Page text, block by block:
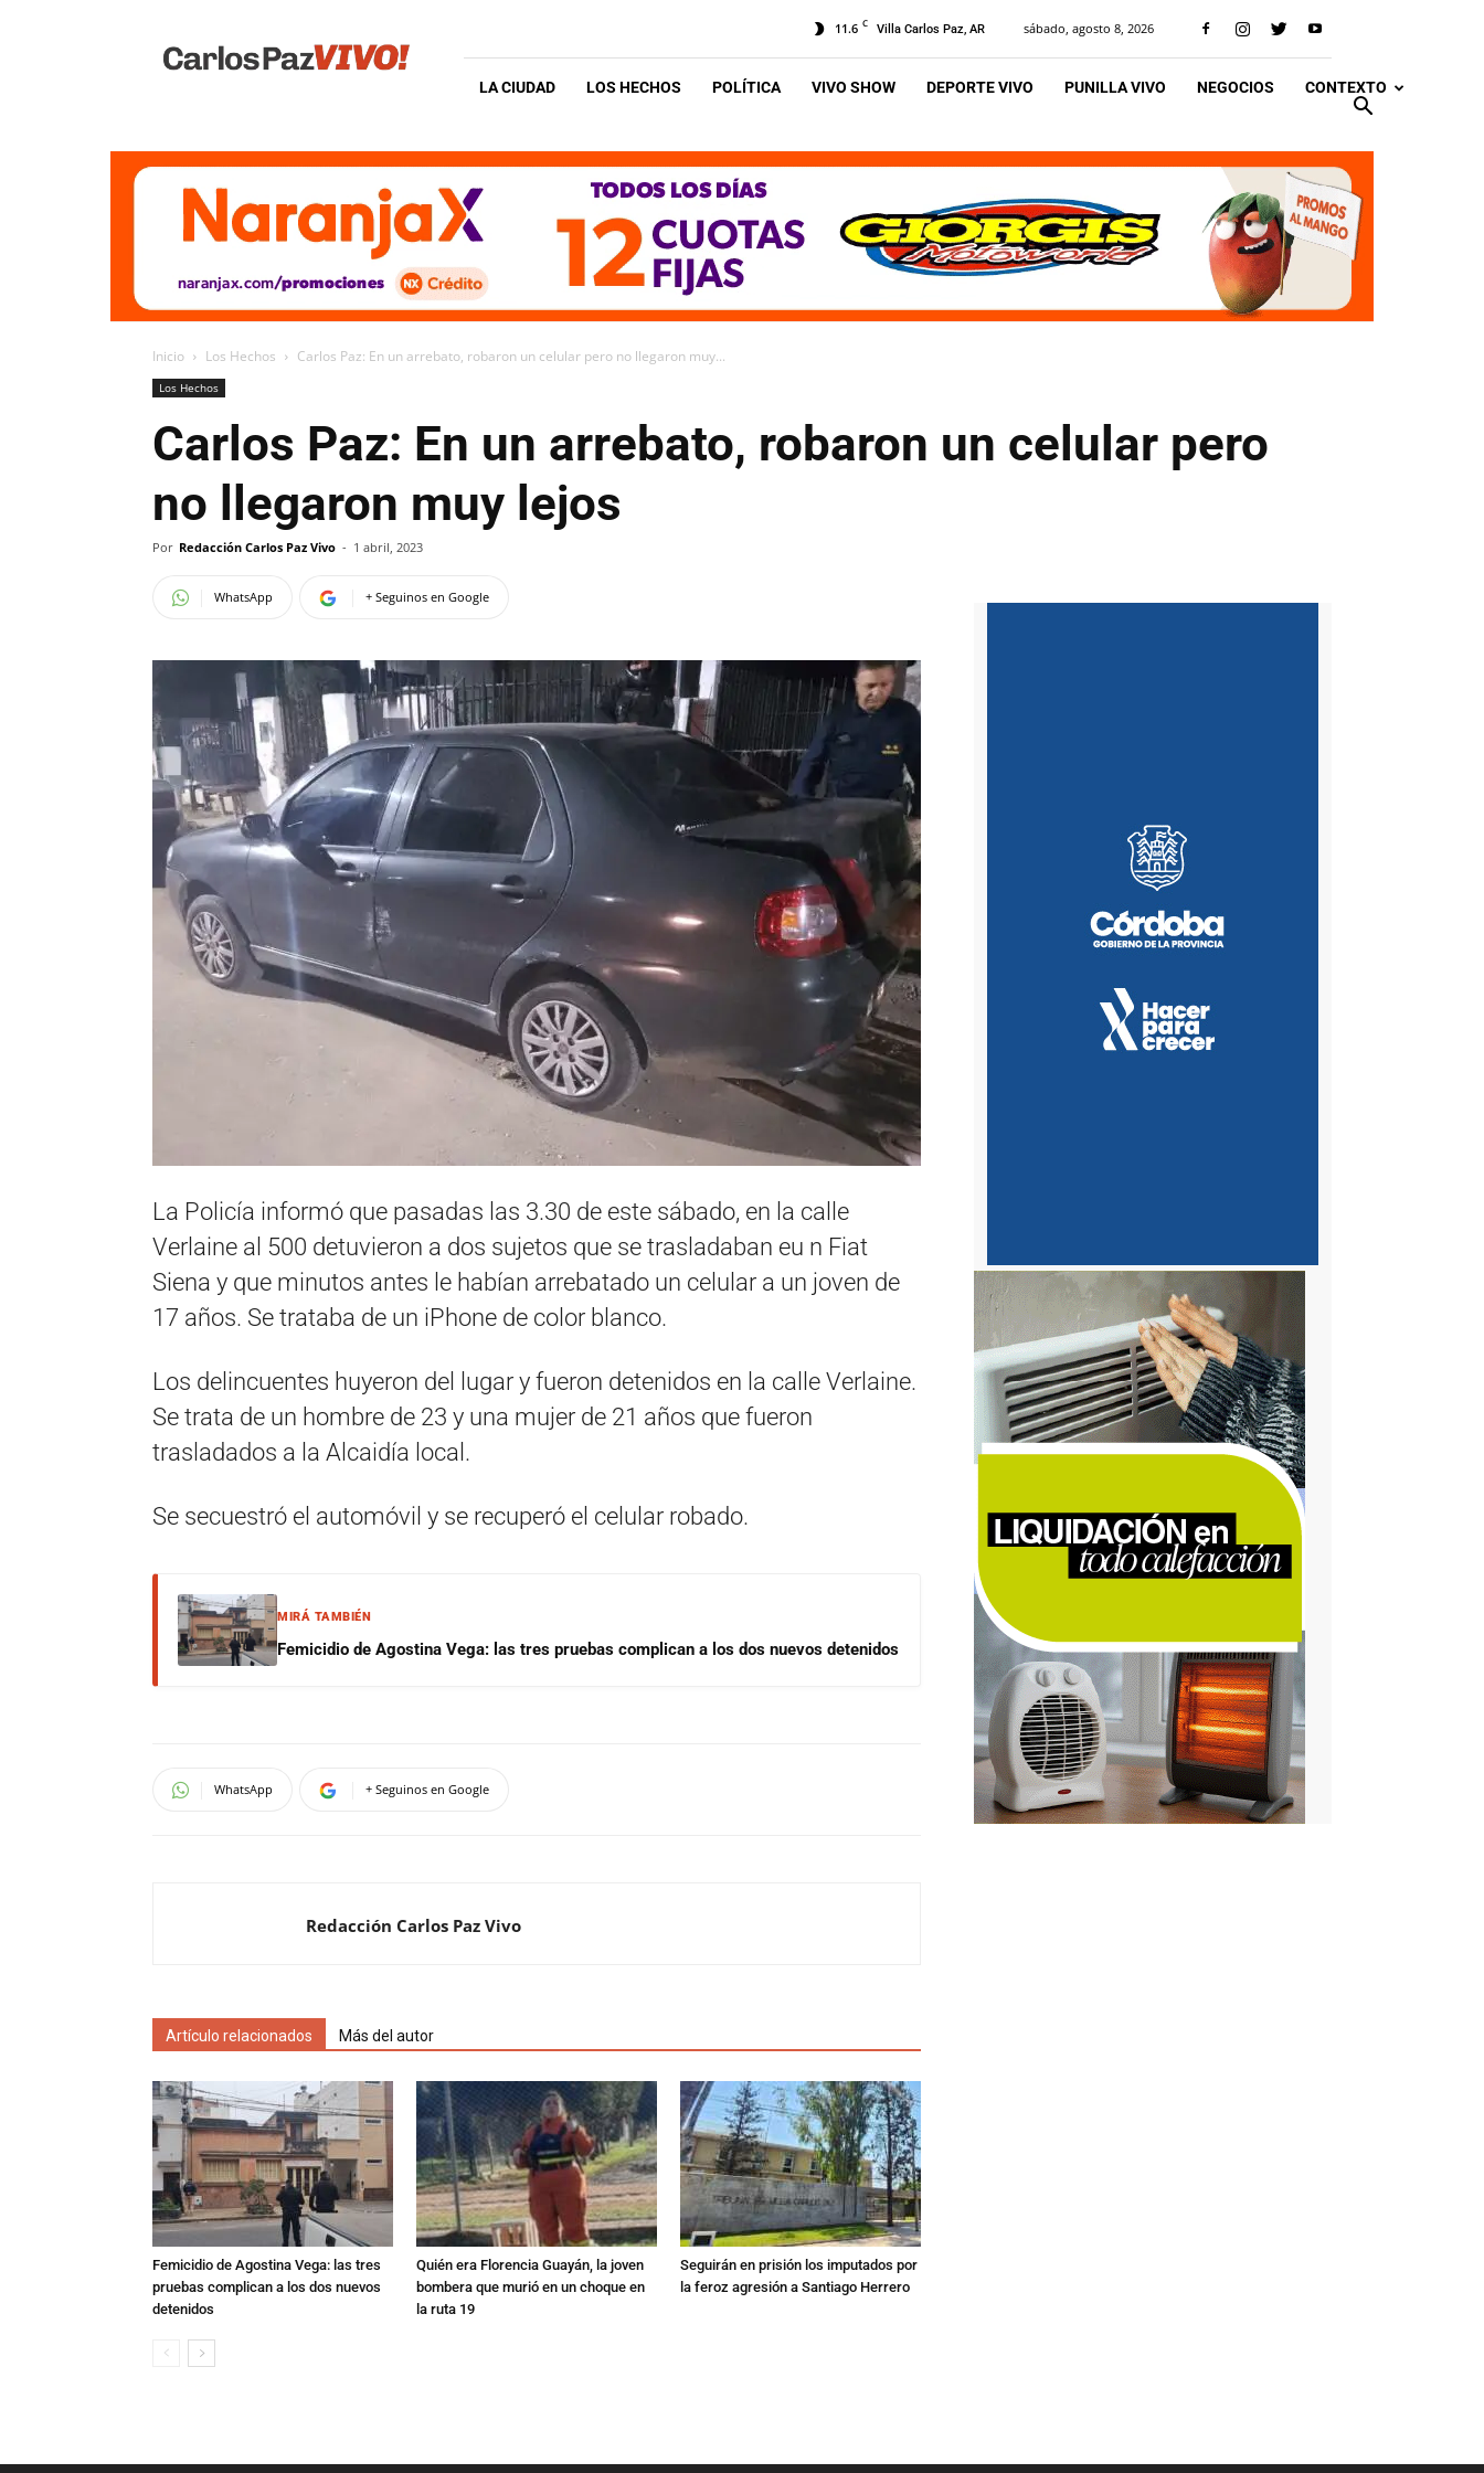
Vivo
11.6 C Villa Carlos Paz, AR sábado, agosto 8, 2026
LA CIUDAD LOS HECHOS POLÍTICA VIVO SHOW DEPORTE VIVO PUNILLA VIVO NEGOCIOS CONTEXTO
Inicio Los Hechos Carlos Paz: En un arrebato, robaron un celular pero no llegaron muy...
Los Hechos
Carlos Paz: En un arrebato, robaron un celular pero
no llegaron muy lejos
Por Redacción Carlos Paz Vivo - 1 abril, 2023
WhatsApp + Seguinos en Google
La Policía informó que pasadas las 3.30 de este sábado, en la calle
Verlaine al 500 detuvieron a dos sujetos que se trasladaban eu n Fiat
Siena y que minutos antes le habían arrebatado un celular a un joven de
17 años. Se trataba de un iPhone de color blanco.
Los delincuentes huyeron del lugar y fueron detenidos en la calle Verlaine.
Se trata de un hombre de 23 y una mujer de 21 años que fueron
trasladados a la Alcaidía local.
Se secuestró el automóvil y se recuperó el celular robado.
MIRÁ TAMBIÉN
Femicidio de Agostina Vega: las tres pruebas complican a los dos nuevos detenidos
WhatsApp + Seguinos en Google
Redacción Carlos Paz Vivo
Artículo relacionados Más del autor
Femicidio de Agostina Vega: las tres
pruebas complican a los dos nuevos
detenidos
Quién era Florencia Guayán, la joven
bombera que murió en un choque en
la ruta 19
Seguirán en prisión los imputados por
la feroz agresión a Santiago Herrero